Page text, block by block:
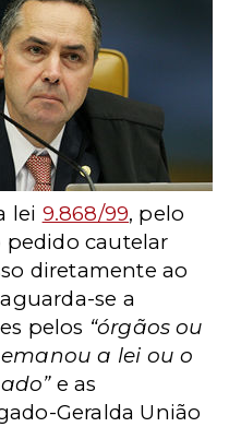
lei 9.868/99, pelo
pedido cautelar
diretamente ao
se a
pelos “órgãos ou
a lei ou o
e as
Geralda União